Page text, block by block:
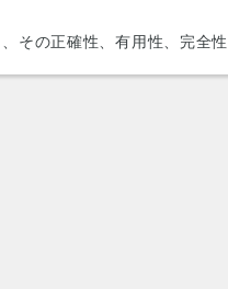
その正確性、有用性、完全